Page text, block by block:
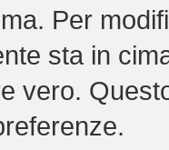
Per
sta in
vero.